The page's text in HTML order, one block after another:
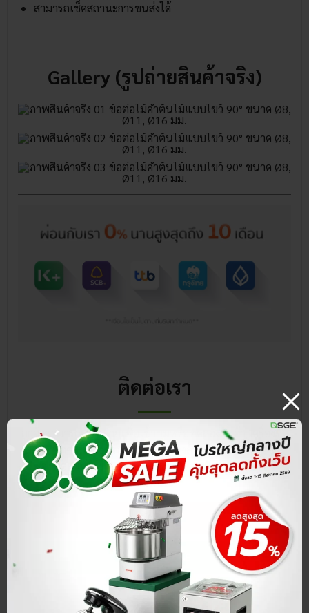
สามารถเช็คสถานะการขนส่งได้
Gallery (รูปถ่ายสินค้าจริง)
ติดต่อเรา
ลูกค้าสามารถนัดหมายเพื่อเข้าชมหรือทดลองสินค้า เครื่องซีล
สูญญากาศ หม้อทอดน้ำน้ำมัน เครื่องล้างผัก และสินค้าอื่นๆ
ของ SGE ได้ฟรี! ที่ Showroom ทุกสาขาใกล้คุณดูสาขา
ทั้งหมด›
สายด่วนโทร
แชทหาเรา @LINE